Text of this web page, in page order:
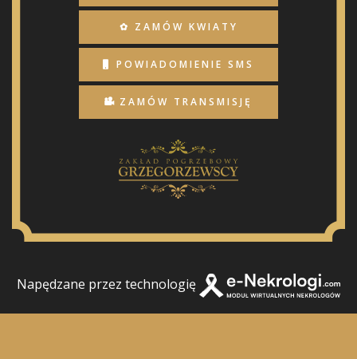
✿ ZAMÓW KWIATY
POWIADOMIENIE SMS
ZAMÓW TRANSMISJĘ
Napędzane przez technologię